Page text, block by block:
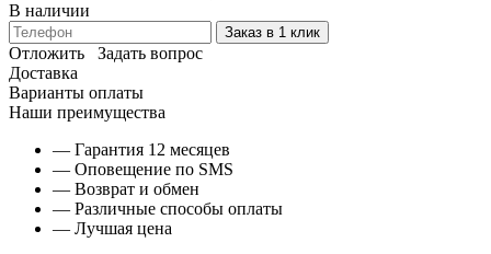
В наличии
Заказ в 1 клик
Отложить
Задать вопрос
Доставка
Варианты оплаты
Наши преимущества
— Гарантия 12 месяцев
— Оповещение по SMS
— Возврат и обмен
— Различные способы оплаты
— Лучшая цена